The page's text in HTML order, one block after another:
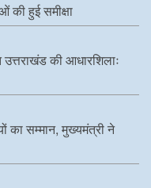
की हुई समीक्षा
उत्तराखंड की आधारशिलाः
का सम्मान, मुख्यमंत्री ने